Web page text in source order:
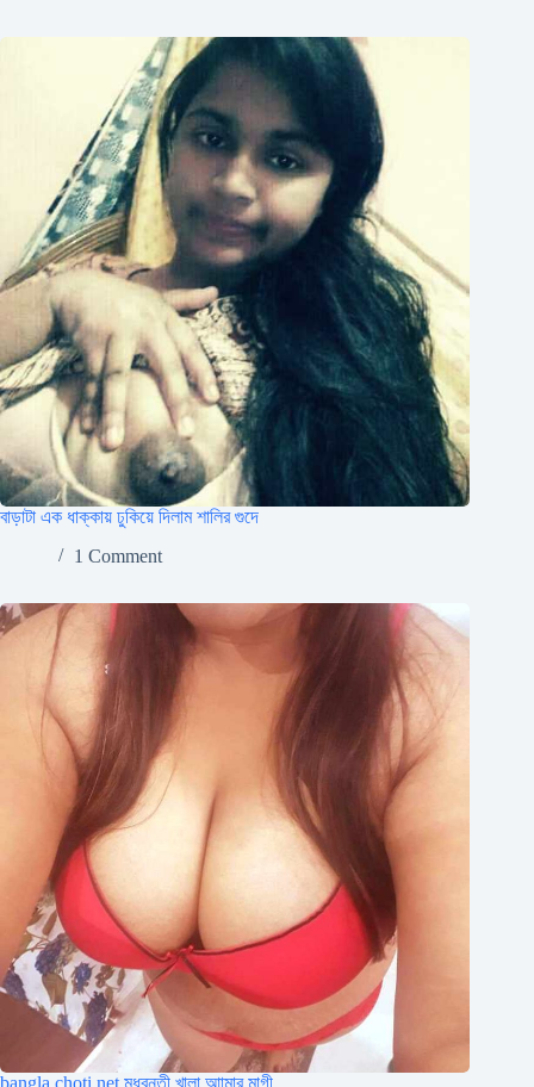
বাড়াটা এক ধাক্কায় ঢুকিয়ে দিলাম শালির গুদে
1 Comment